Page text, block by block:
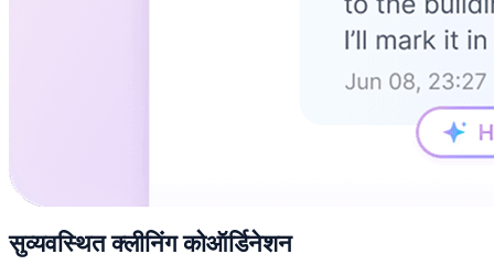
सुव्यवस्थित क्लीनिंग कोऑर्डिनेशन